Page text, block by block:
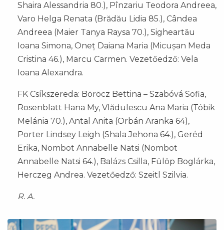
Shaira Alessandria 80.), Pînzariu Teodora Andreea,
Varo Helga Renata (Brădău Lidia 85.), Cândea
Andreea (Maier Tanya Raysa 70.), Sigheartău
Ioana Simona, Oneț Daiana Maria (Micușan Meda
Cristina 46.), Marcu Carmen. Vezetőedző: Vela
Ioana Alexandra.
FK Csíkszereda: Böröcz Bettina – Szabóvá Sofia,
Rosenblatt Hana My, Vlădulescu Ana Maria (Tóbik
Melánia 70.), Antal Anita (Orbán Aranka 64),
Porter Lindsey Leigh (Shala Jehona 64.), Geréd
Erika, Nombot Annabelle Natsi (Nombot
Annabelle Natsi 64.), Balázs Csilla, Fülöp Boglárka,
Herczeg Andrea. Vezetőedző: Szeitl Szilvia.
R. A.